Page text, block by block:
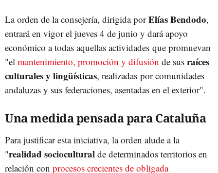
La orden de la consejería, dirigida porElías Bendodo,
entrará en vigor el jueves 4 de junio y dará apoyo
económico a todas aquellas actividades que promuevan
"el mantenimiento, promoción y difusión de sus raíces
culturales y lingüísticas, realizadas por comunidades
andaluzas y sus federaciones, asentadas en el exterior".
Una medida pensada para Cataluña
Para justificar esta iniciativa, la orden alude a la
"realidad sociocultural de determinados territorios en
relación con procesos crecientes de obligada